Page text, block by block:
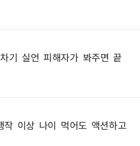
기 실언 피해자가 봐주면 끝
작 이상 나이 먹어도 액션하고